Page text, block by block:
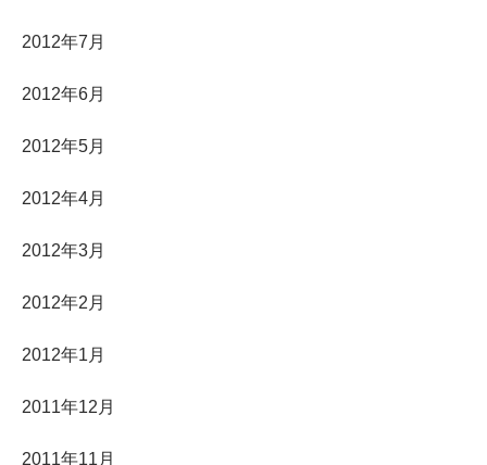
2012年7月
2012年6月
2012年5月
2012年4月
2012年3月
2012年2月
2012年1月
2011年12月
2011年11月